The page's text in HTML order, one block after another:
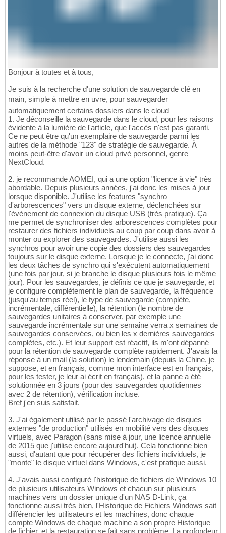
Bonjour à toutes et à tous,
Je suis à la recherche d'une solution de sauvegarde clé en
main, simple à mettre en uvre, pour sauvegarder
automatiquement certains dossiers dans le cloud
1. Je déconseille la sauvegarde dans le cloud, pour les raisons
évidente à la lumière de l'article, que l'accès n'est pas garanti.
Ce ne peut être qu'un exemplaire de sauvegarde parmi les
autres de la méthode "123" de stratégie de sauvegarde. À
moins peut-être d'avoir un cloud privé personnel, genre
NextCloud.
2. je recommande AOMEI, qui a une option "licence à vie" très
abordable. Depuis plusieurs années, j'ai donc les mises à jour
lorsque disponible. J'utilise les features "synchro
d'arborescences" vers un disque externe, déclenchées sur
l'événement de connexion du disque USB (très pratique). Ça
me permet de synchroniser des arborescences complètes pour
restaurer des fichiers individuels au coup par coup dans avoir à
monter ou explorer des sauvegardes. J'utilise aussi les
synchros pour avoir une copie des dossiers des sauvegardes
toujours sur le disque externe. Lorsque je le connecte, j'ai donc
les deux tâches de synchro qui s'exécutent automatiquement
(une fois par jour, si je branche le disque plusieurs fois le même
jour). Pour les sauvegardes, je définis ce que je sauvegarde, et
je configure complètement le plan de sauvegarde, la fréquence
(jusqu'au temps réel), le type de sauvegarde (complète,
incrémentale, différentielle), la rétention (le nombre de
sauvegardes unitaires à conserver, par exemple une
sauvegarde incrémentale sur une semaine verra x semaines de
sauvegardes conservées, ou bien les x dernières sauvegardes
complètes, etc.). Et leur support est réactif, ils m'ont dépanné
pour la rétention de sauvegarde complète rapidement. J'avais la
réponse à un mail (la solution) le lendemain (depuis la Chine, je
suppose, et en français, comme mon interface est en français,
pour les tester, je leur ai écrit en français), et la panne a été
solutionnée en 3 jours (pour des sauvegardes quotidiennes
avec 2 de rétention), vérification incluse.
Bref j'en suis satisfait.
3. J'ai également utilisé par le passé l'archivage de disques
externes "de production" utilisés en mobilité vers des disques
virtuels, avec Paragon (sans mise à jour, une licence annuelle
de 2015 que j'utilise encore aujourd'hui). Cela fonctionne bien
aussi, d'autant que pour récupérer des fichiers individuels, je
"monte" le disque virtuel dans Windows, c'est pratique aussi.
4. J'avais aussi configuré l'historique de fichiers de Windows 10
de plusieurs utilisateurs Windows et chacun sur plusieurs
machines vers un dossier unique d'un NAS D-Link, ça
fonctionne aussi très bien, l'Historique de Fichiers Windows sait
différencier les utilisateurs et les machines, donc chaque
compte Windows de chaque machine a son propre Historique